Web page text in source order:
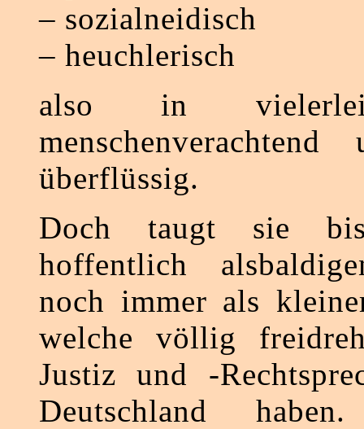
– sozialneidisch
– heuchlerisch
also in
überflüssig.
Doch taugt sie
hoffentlich
noch immer als
welche völlig
Justiz und -
Deutschland